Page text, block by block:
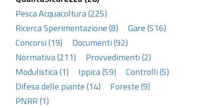
Pesca Acquacoltura (225)
Ricerca Sperimentazione (8)
Gare (516)
Concorsi (19)
Documenti (92)
Normativa (211)
Provvedimenti (2)
Modulistica (1)
Ippica (59)
Controlli (5)
Difesa delle piante (14)
Foreste (9)
PNRR (1)